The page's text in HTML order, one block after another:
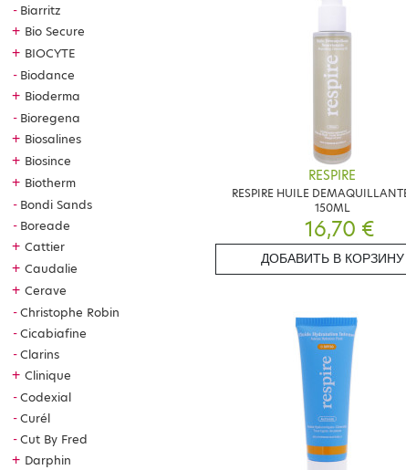
Biarritz
+ Bio Secure
+ BIOCYTE
Biodance
+ Bioderma
Bioregena
+ Biosalines
+ Biosince
+ Biotherm
Bondi Sands
Boreade
+ Cattier
+ Caudalie
+ Cerave
Christophe Robin
Cicabiafine
Clarins
+ Clinique
Codexial
Curél
Cut By Fred
+ Darphin
RESPIRE
RESPIRE HUILE
150ML
16,70 €
ДОБАВИТЬ В КОРЗИНУ